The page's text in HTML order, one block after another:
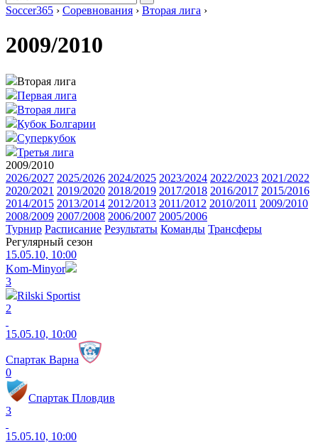
Soccer365 › Соревнования › Вторая лига ›
2009/2010
Вторая лига
Первая лига
Вторая лига
Кубок Болгарии
Суперкубок
Третья лига
2009/2010
2026/2027 2025/2026 2024/2025 2023/2024 2022/2023 2021/2022
2020/2021 2019/2020 2018/2019 2017/2018 2016/2017 2015/2016
2014/2015 2013/2014 2012/2013 2011/2012 2010/2011 2009/2010
2008/2009 2007/2008 2006/2007 2005/2006
Турнир Расписание Результаты Команды Трансферы
Регулярный сезон
15.05.10, 10:00
Kom-Minyor
3
Rilski Sportist
2
15.05.10, 10:00
Спартак Варна
0
Спартак Пловдив
3
15.05.10, 10:00